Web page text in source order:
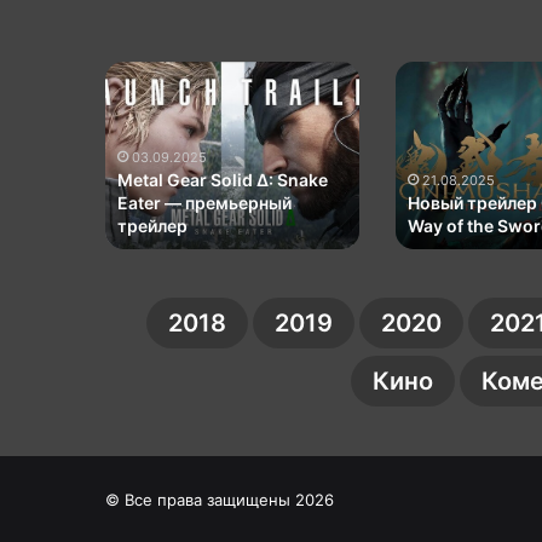
Metal
Gear
Solid
Δ:
Snake
Eater
—
премьерный
03.09.2025
Metal Gear Solid Δ: Snake
Eater — премьерный
трейлер
Новый
трейлер
Onimusha:
Way
of
the
Sword
21.08.2025
Новый трейлер
Way of the
2018 2019 2020
Кино
© Все права защищены 2026